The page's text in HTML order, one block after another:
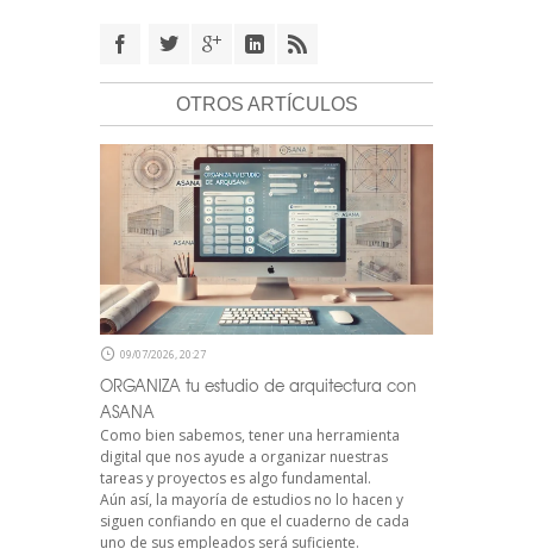
OTROS ARTÍCULOS
09/07/2026, 20:27
ORGANIZA tu estudio de arquitectura con
ASANA
Como bien sabemos, tener una herramienta
digital que nos ayude a organizar nuestras
tareas y proyectos es algo fundamental.
Aún así, la mayoría de estudios no lo hacen y
siguen confiando en que el cuaderno de cada
uno de sus empleados será suficiente.